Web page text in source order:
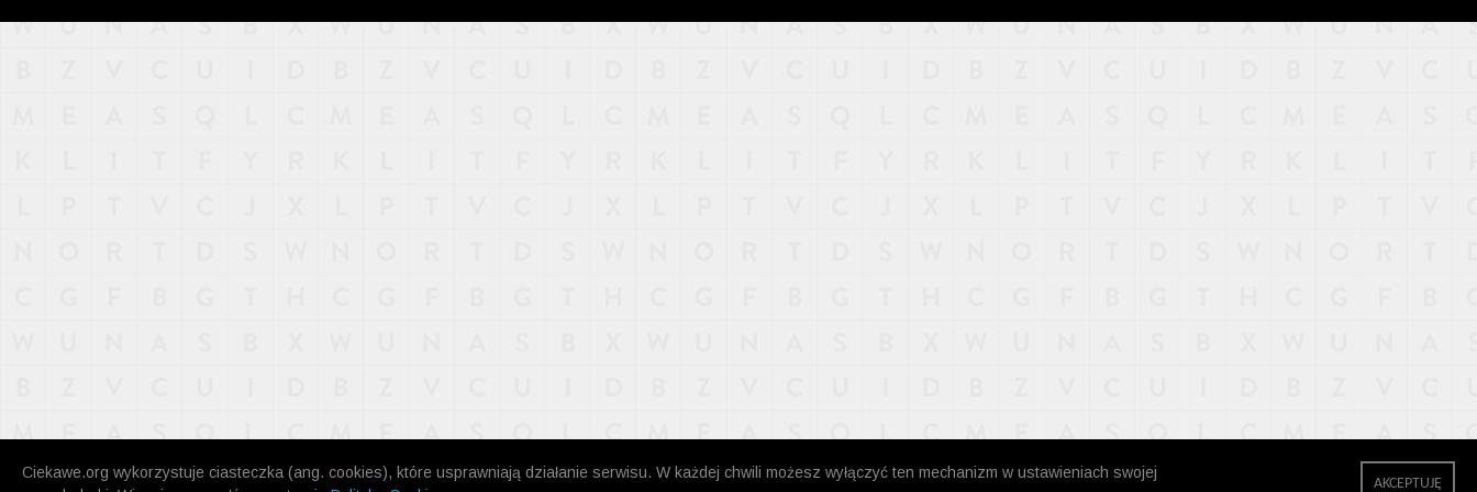
Ciekawe.org wykorzystuje ciasteczka (ang. cookies), które usprawniają działanie serwisu. W każdej chwili możesz wyłączyć ten mechanizm w ustawieniach swojej
AKCEPTUJĘ
KONTAKT